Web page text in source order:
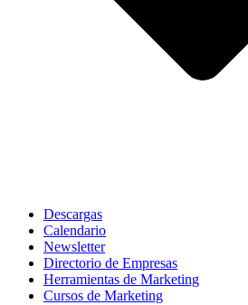
Descargas
Calendario
Newsletter
Directorio de Empresas
Herramientas de Marketing
Cursos de Marketing